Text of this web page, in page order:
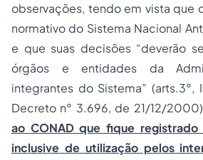
observações, tendo em vista que
normativo do Sistema Nacional
e que suas decisões “deverão
órgãos e entidades da
integrantes do Sistema” (arts.3°,
Decreto n° 3.696, de 21/12/
ao CONAD que fique
inclusive de utilização pelos